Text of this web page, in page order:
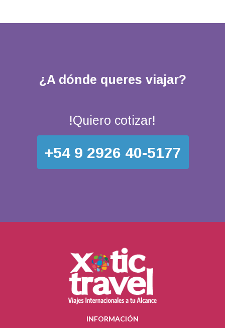
¿A dónde queres viajar?
!Quiero cotizar!
+54 9 2926 40-5177
INFORMACIÓN